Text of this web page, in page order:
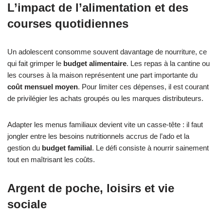
L’impact de l’alimentation et des
courses quotidiennes
Un adolescent consomme souvent davantage de nourriture, ce
qui fait grimper le budget alimentaire. Les repas à la cantine ou
les courses à la maison représentent une part importante du
coût mensuel moyen. Pour limiter ces dépenses, il est courant
de privilégier les achats groupés ou les marques distributeurs.
Adapter les menus familiaux devient vite un casse-tête : il faut
jongler entre les besoins nutritionnels accrus de l’ado et la
gestion du budget familial. Le défi consiste à nourrir sainement
tout en maîtrisant les coûts.
Argent de poche, loisirs et vie
sociale